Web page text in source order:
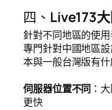
四、 Live173
針對不同地區的使用
專門針對中國地區
本與一般台灣版有
伺服器位置不同 ：
更快